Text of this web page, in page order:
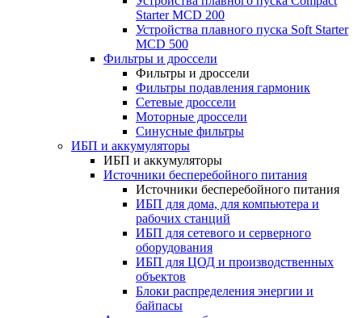
Starter MCD 200
Устройства плавного пуска Soft Starter
MCD 500
Фильтры и дроссели
Фильтры и дроссели
Фильтры подавления гармоник
Сетевые дроссели
Моторные дроссели
Синусные фильтры
ИБП и аккумуляторы
ИБП и аккумуляторы
Источники бесперебойного питания
Источники бесперебойного питания
ИБП для дома, для компьютера и
рабочих станций
ИБП для сетевого и серверного
оборудования
ИБП для ЦОД и производственных
объектов
Блоки распределения энергии и
байпасы